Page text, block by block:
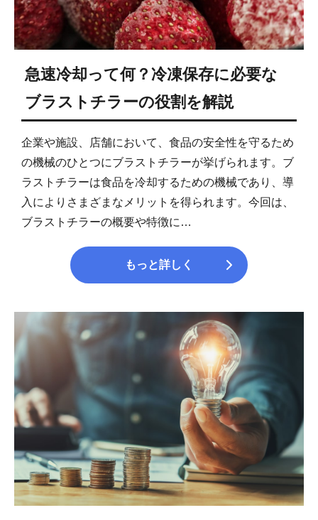
急速冷却って何？冷凍保存に必要な
ブラストチラーの役割を解説
企業や施設、店舗において、食品の安全性を守るため
の機械のひとつにブラストチラーが挙げられます。ブ
ラストチラーは食品を冷却するための機械であり、導
入によりさまざまなメリットを得られます。今回は、
ブラストチラーの概要や特徴に…
もっと詳しく